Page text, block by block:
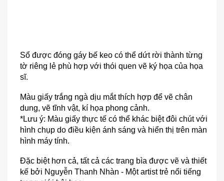
Sổ được đóng gáy bế keo có thể dứt rời thành từng
tờ riêng lẻ phù hợp với thói quen vẽ ký họa của họa
sĩ.
Màu giấy trắng ngà dịu mắt thích hợp để vẽ chân
dung, vẽ tĩnh vật, kí họa phong cảnh.
*Lưu ý: Màu giấy thực tế có thể khác biệt đôi chút với
hình chụp do điều kiện ánh sáng và hiển thị trên màn
hình máy tính.
Đặc biệt hơn cả, tất cả các trang bìa được vẽ và thiết
kế bởi Nguyễn Thanh Nhàn - Một artist trẻ nổi tiếng